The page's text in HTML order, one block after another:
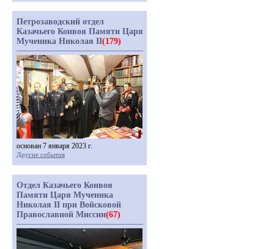
Петрозаводский отдел
Казачьего Конвоя Памяти Царя
Мученика Николая II(179)
основан 7 января 2023 г.
Другие события
Отдел Казачьего Конвоя
Памяти Царя Мученика
Николая II при Войсковой
Православной Миссии(67)